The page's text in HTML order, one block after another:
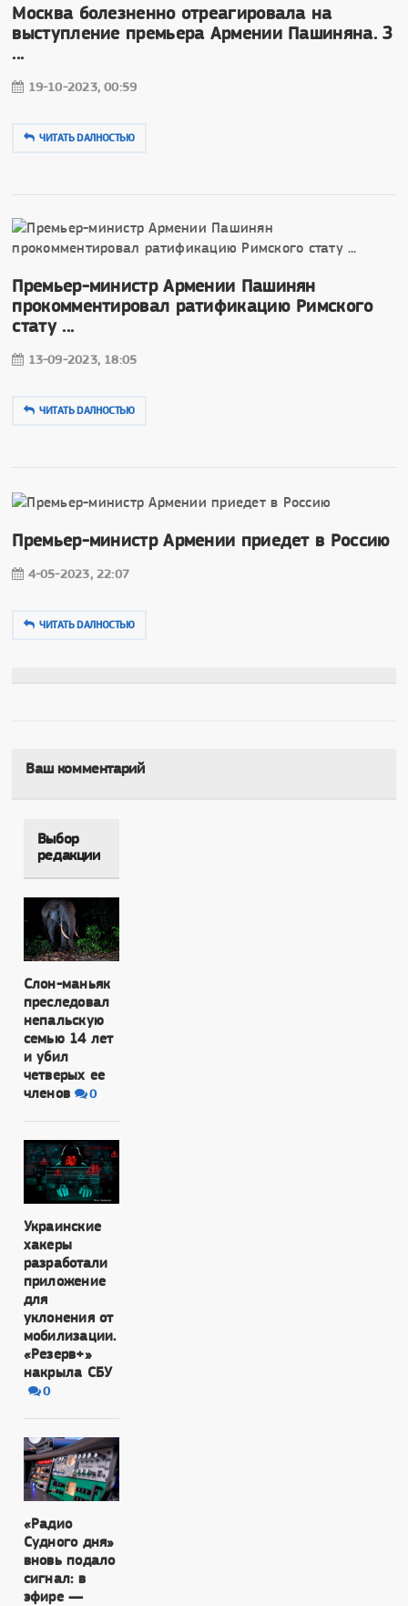
Москва болезненно отреагировала на
выступление премьера Армении Пашиняна. З
...
19-10-2023, 00:59
ЧИТАТЬ DAЛНОСТЬЮ
Премьер-министр Армении Пашинян
прокомментировал ратификацию Римского
стату ...
13-09-2023, 18:05
ЧИТАТЬ DAЛНОСТЬЮ
Премьер-министр Армении приедет в Россию
4-05-2023, 22:07
ЧИТАТЬ DAЛНОСТЬЮ
Ваш комментарий
Выбор
редакции
Слон-маньяк
преследовал
непальскую
семью 14 лет
и убил
четверых ее
членов
0
Украинские
хакеры
разработали
приложение
для
уклонения от
мобилизации.
«Резерв+»
накрыла СБУ
0
«Радио
Судного дня»
вновь подало
сигнал: в
эфире —